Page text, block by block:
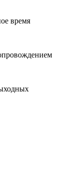
время